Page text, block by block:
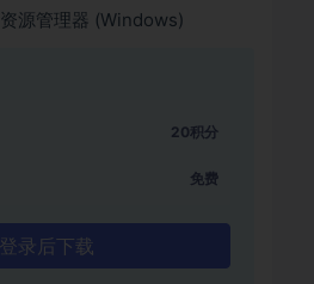
源管理器 (Windows)
20积分
免费
登录后下载